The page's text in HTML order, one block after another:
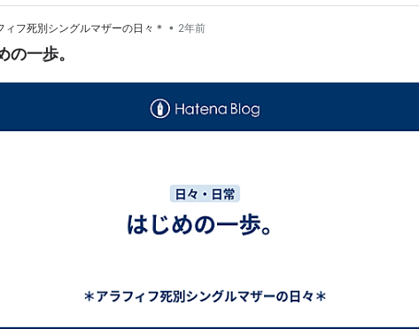
ィフ死別シングルマザーの日々＊ • 2年前
の一歩。